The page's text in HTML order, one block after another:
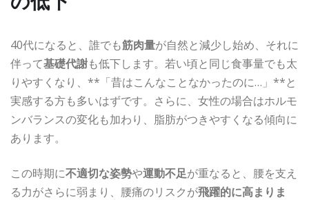
40代になると、誰でも筋肉量が自然と減少し始め、それに
伴って基礎代謝も低下します。若い頃と同じ食事量でも太
りやすくなり、**「昔はこんなことなかったのに…」**と
実感する方も多いはずです。さらに、女性の場合はホルモ
ンバランスの変化も加わり、脂肪がつきやすくなる傾向に
あります。
この時期に不適切な姿勢や運動不足が重なると、腰を支え
る力がさらに弱まり、腰痛のリスクが飛躍的に高まりま